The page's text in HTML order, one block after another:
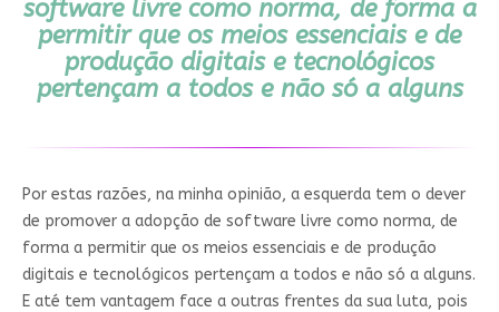
software livre como norma, de forma a
permitir que os meios essenciais e de
produção digitais e tecnológicos
pertençam a todos e não só a alguns
Por estas razões, na minha opinião, a esquerda tem o dever
de promover a adopção de software livre como norma, de
forma a permitir que os meios essenciais e de produção
digitais e tecnológicos pertençam a todos e não só a alguns.
E até tem vantagem face a outras frentes da sua luta, pois